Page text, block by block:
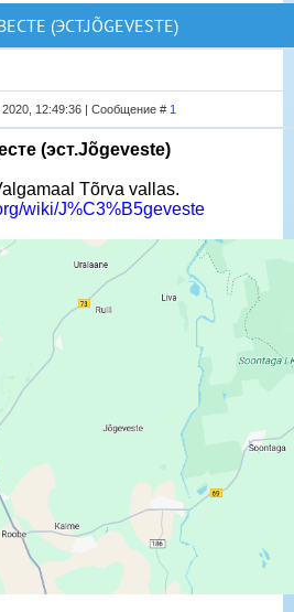
(ЭСТ.JÕGEVESTE)
12:49:36 | Сообщение # 1
(эст.Jõgeveste)
Tõrva vallas.
wiki/J%C3%B5geveste